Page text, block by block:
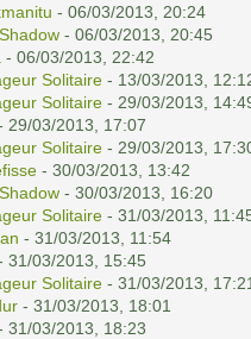
- 06/03/2013, 20:24
- 06/03/2013, 20:45
- 06/03/2013, 22:42
Solitaire- 13/03/2013,
Solitaire- 29/03/2013,
29/03/2013, 17:07
Solitaire- 29/03/2013,
- 30/03/2013, 13:42
- 30/03/2013, 16:20
Solitaire- 31/03/2013,
- 31/03/2013, 11:54
31/03/2013, 15:45
Solitaire- 31/03/2013, 17:21
- 31/03/2013, 18:01
31/03/2013, 18:23